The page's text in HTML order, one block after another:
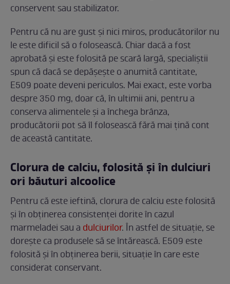
conservent sau stabilizator.
Pentru că nu are gust și nici miros, producătorilor nu
le este dificil să o folosească. Chiar dacă a fost
aprobată și este folosită pe scară largă, specialiștii
spun că dacă se depășește o anumită cantitate,
E509 poate deveni periculos. Mai exact, este vorba
despre 350 mg, doar că, în ultimii ani, pentru a
conserva alimentele și a închega brânza,
producătorii pot să îl folosească fără mai țină cont
de această cantitate.
Clorura de calciu, folosită și în dulciuri
ori băuturi alcoolice
Pentru că este ieftină, clorura de calciu este folosită
și în obținerea consistenței dorite în cazul
marmeladei sau a dulciurilor. În astfel de situație, se
dorește ca produsele să se întărească. E509 este
folosită și în obținerea berii, situație în care este
considerat conservant.